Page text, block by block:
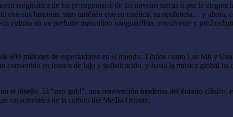
enigmática de los protagonistas de las novelas turcas o por la
con sus historias, sino también con su estética, su opulencia… y
cultura en un perfume masculino vanguardista, envolvente y
600 millones de espectadores en el mundo. Títulos como Las Mil y
convertido en íconos de lujo y sofisticación, y hasta la música global
el diseño. El “neo gold”, una reinvención moderna del dorado
característica de la cultura del Medio Oriente.